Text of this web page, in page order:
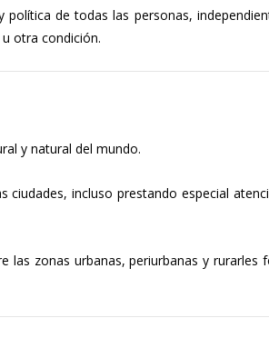
de todas las personas,
otra condición.
y natural del mundo.
incluso prestando especial
las zonas urbanas, periurbanas y rurarles